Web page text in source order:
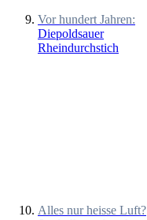
Vor hundert Jahren:
Diepoldsauer
Rheindurchstich
Alles nur heisse Luft?